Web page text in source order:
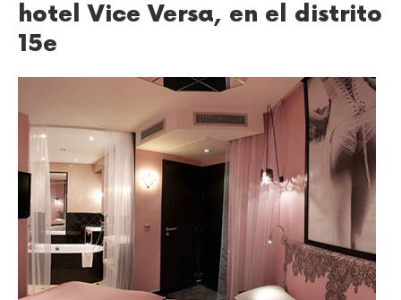
hotel Vice Versa, en el distrito
15e